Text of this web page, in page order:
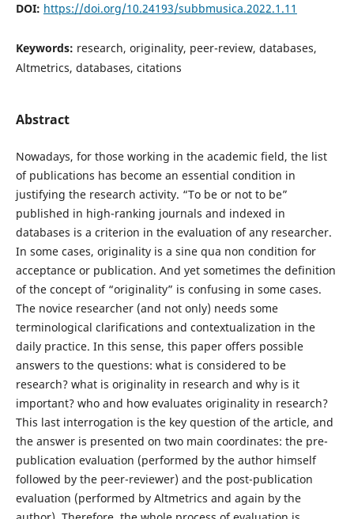
DOI: https://doi.org/10.24193/subbmusica.2022.1.11
Keywords: research, originality, peer-review, databases,
Altmetrics, databases, citations
Abstract
Nowadays, for those working in the academic field, the list
of publications has become an essential condition in
justifying the research activity. “To be or not to be”
published in high-ranking journals and indexed in
databases is a criterion in the evaluation of any researcher.
In some cases, originality is a sine qua non condition for
acceptance or publication. And yet sometimes the definition
of the concept of “originality” is confusing in some cases.
The novice researcher (and not only) needs some
terminological clarifications and contextualization in the
daily practice. In this sense, this paper offers possible
answers to the questions: what is considered to be
research? what is originality in research and why is it
important? who and how evaluates originality in research?
This last interrogation is the key question of the article, and
the answer is presented on two main coordinates: the pre-
publication evaluation (performed by the author himself
followed by the peer-reviewer) and the post-publication
evaluation (performed by Altmetrics and again by the